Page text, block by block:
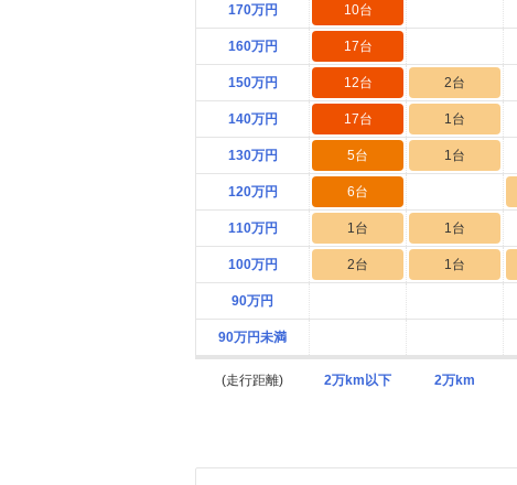
170万円 10台
160万円 17台
150万円 12台 2台
140万円 17台 1台
130万円 5台 1台
120万円 6台
110万円 1台 1台
100万円 2台 1台
90万円
90万円未満
(走行距離) 2万km以下 2万km